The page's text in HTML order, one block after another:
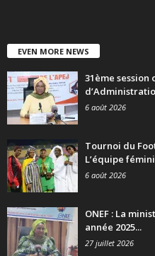
EVEN MORE NEWS
31ème
6 août 2026
Tournoi du
L’équipe
6 août 2026
ONEF : La
année 2025...
27 juillet 2026